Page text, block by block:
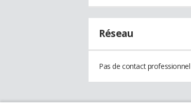
Réseau
Pas de contact professionnel